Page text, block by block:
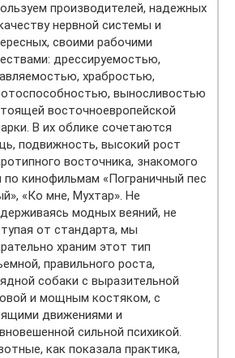
производителей, надежных
нервной системы и
своими рабочими
дрессируемостью,
храбростью,
выносливостью
восточноевропейской
В их облике сочетаются
подвижность, высокий рост
восточника, знакомого
по кинофильмам «Пограничный пес
«Ко мне, Мухтар». Не
модных веяний, не
от стандарта, мы
храним этот тип
правильного роста,
собаки с выразительной
и мощным костяком, с
движениями и
сильной психикой.
как показала практика,